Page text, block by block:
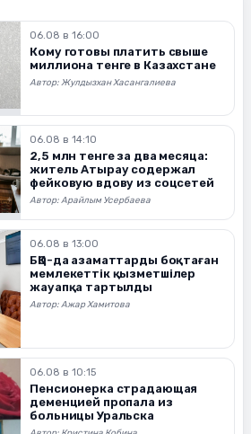
06.08 в 16:00
Кому готовы платить свыше
миллиона тенге в Казахстане
Автор:Жулдызхан Хасангалиева
06.08 в 14:10
2,5 млн тенге за два месяца:
житель Атырау содержал
фейковую вдову из соцсетей
Автор:Арайлым Усербаева
06.08 в 13:00
БҚО-да азаматтарды боқтаған
мемлекеттік қызметшілер
жауапқа тартылды
Автор:Ажар Хамитова
06.08 в 10:15
Пенсионерка страдающая
деменцией пропала из
больницы Уральска